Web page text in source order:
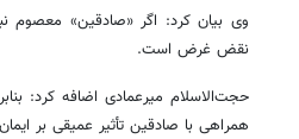
وی بیان کرد: اگر «صادقین» معصوم
نقض غرض است.
حجت‌الاسلام میرعمادی اضافه کرد:
همراهی با صادقین تأثیر عمیقی بر